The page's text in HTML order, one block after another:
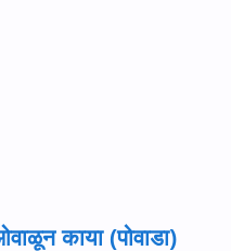
काया (पोवाडा)